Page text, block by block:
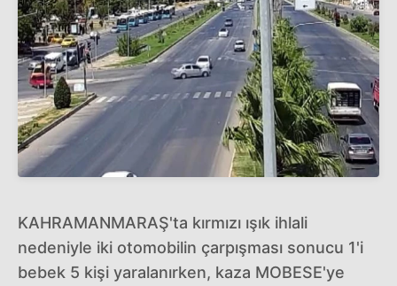
KAHRAMANMARAŞ'ta kırmızı ışık ihlali
nedeniyle iki otomobilin çarpışması sonucu 1'i
bebek 5 kişi yaralanırken, kaza MOBESE'ye